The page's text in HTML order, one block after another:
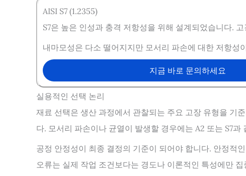
AISI S7 (1.2355)
S7은 높은 인성과 충격 저항성을 위해 설계되었습니다.
내마모성은 다소 떨어지지만 모서리 파손에 대한 저항
지금 바로 문의하세요
실용적인 선택 논리
재료 선택은 생산 과정에서 관찰되는 주요 고장 유형을 기
다. 모서리 파손이나 균열이 발생할 경우에는 A2 또는 S7
공정 안정성이 최종 결정의 기준이 되어야 합니다. 안정적
오류는 실제 작업 조건보다는 경도나 이론적인 특성에만